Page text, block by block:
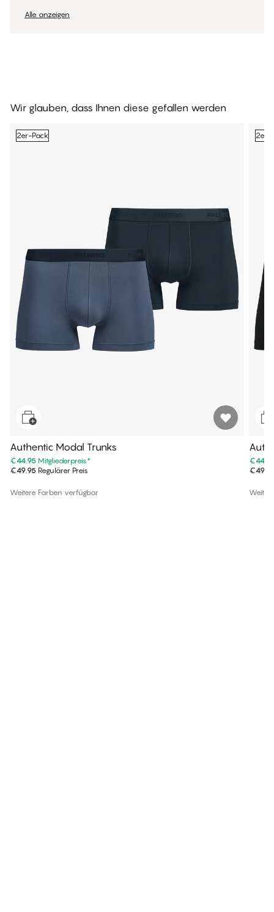
Alle anzeigen
Wir glauben, dass Ihnen diese gefallen werden
2er-Pack
Authentic Modal Trunks
€44.95 Mitgliederpreis*
€49.95 Regulärer Preis
Weitere Farben verfügbar
2er-